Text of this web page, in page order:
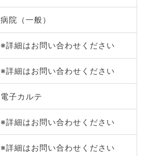
病院（一般）
※詳細はお問い合わせください
※詳細はお問い合わせください
電子カルテ
※詳細はお問い合わせください
※詳細はお問い合わせください